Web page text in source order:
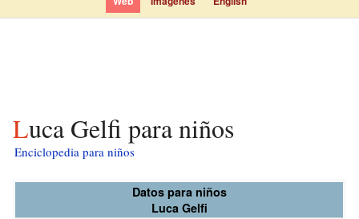
Luca Gelfi para niños
Enciclopedia para niños
Datos para niños
Luca Gelfi